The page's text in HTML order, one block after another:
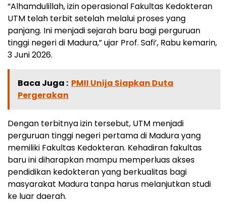
“Alhamdulillah, izin operasional Fakultas Kedokteran
UTM telah terbit setelah melalui proses yang
panjang. Ini menjadi sejarah baru bagi perguruan
tinggi negeri di Madura,” ujar Prof. Safi’, Rabu kemarin,
3 Juni 2026.
Baca Juga : PMII Unija Siapkan Duta
Pergerakan
Dengan terbitnya izin tersebut, UTM menjadi
perguruan tinggi negeri pertama di Madura yang
memiliki Fakultas Kedokteran. Kehadiran fakultas
baru ini diharapkan mampu memperluas akses
pendidikan kedokteran yang berkualitas bagi
masyarakat Madura tanpa harus melanjutkan studi
ke luar daerah.